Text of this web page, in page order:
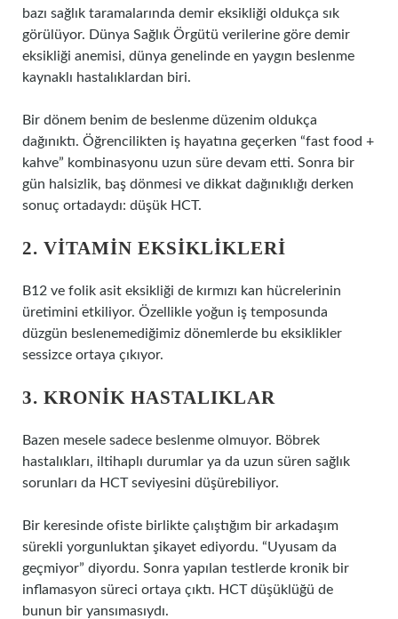
bazı sağlık taramalarında demir eksikliği oldukça sık
görülüyor. Dünya Sağlık Örgütü verilerine göre demir
eksikliği anemisi, dünya genelinde en yaygın beslenme
kaynaklı hastalıklardan biri.
Bir dönem benim de beslenme düzenim oldukça
dağınıktı. Öğrencilikten iş hayatına geçerken “fast food +
kahve” kombinasyonu uzun süre devam etti. Sonra bir
gün halsizlik, baş dönmesi ve dikkat dağınıklığı derken
sonuç ortadaydı: düşük HCT.
2. VITAMIN EKSIKLIKLERI
B12 ve folik asit eksikliği de kırmızı kan hücrelerinin
üretimini etkiliyor. Özellikle yoğun iş temposunda
düzgün beslenemediğimiz dönemlerde bu eksiklikler
sessizce ortaya çıkıyor.
3. KRONIK HASTALIKLAR
Bazen mesele sadece beslenme olmuyor. Böbrek
hastalıkları, iltihaplı durumlar ya da uzun süren sağlık
sorunları da HCT seviyesini düşürebiliyor.
Bir keresinde ofiste birlikte çalıştığım bir arkadaşım
sürekli yorgunluktan şikayet ediyordu. “Uyusam da
geçmiyor” diyordu. Sonra yapılan testlerde kronik bir
inflamasyon süreci ortaya çıktı. HCT düşüklüğü de
bunun bir yansımasıydı.